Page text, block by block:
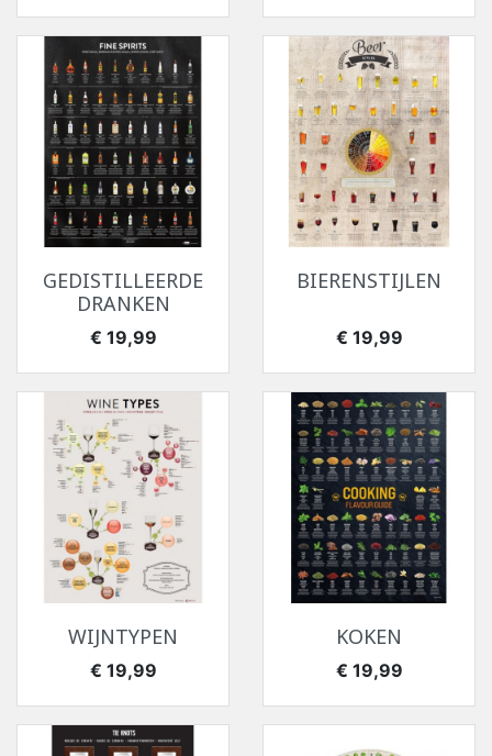
GEDISTILLEERDE
DRANKEN
Prijs
€ 19,99
BIERENSTIJLEN
Prijs
€ 19,99
WIJNTYPEN
Prijs
€ 19,99
KOKEN
Prijs
€ 19,99